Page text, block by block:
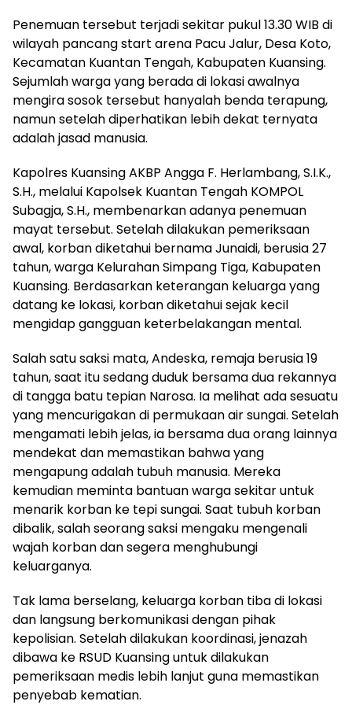
Penemuan tersebut terjadi sekitar pukul 13.30 WIB di
wilayah pancang start arena Pacu Jalur, Desa Koto,
Kecamatan Kuantan Tengah, Kabupaten Kuansing.
Sejumlah warga yang berada di lokasi awalnya
mengira sosok tersebut hanyalah benda terapung,
namun setelah diperhatikan lebih dekat ternyata
adalah jasad manusia.
Kapolres Kuansing AKBP Angga F. Herlambang, S.I.K.,
S.H., melalui Kapolsek Kuantan Tengah KOMPOL
Subagja, S.H., membenarkan adanya penemuan
mayat tersebut. Setelah dilakukan pemeriksaan
awal, korban diketahui bernama Junaidi, berusia 27
tahun, warga Kelurahan Simpang Tiga, Kabupaten
Kuansing. Berdasarkan keterangan keluarga yang
datang ke lokasi, korban diketahui sejak kecil
mengidap gangguan keterbelakangan mental.
Salah satu saksi mata, Andeska, remaja berusia 19
tahun, saat itu sedang duduk bersama dua rekannya
di tangga batu tepian Narosa. Ia melihat ada sesuatu
yang mencurigakan di permukaan air sungai. Setelah
mengamati lebih jelas, ia bersama dua orang lainnya
mendekat dan memastikan bahwa yang
mengapung adalah tubuh manusia. Mereka
kemudian meminta bantuan warga sekitar untuk
menarik korban ke tepi sungai. Saat tubuh korban
dibalik, salah seorang saksi mengaku mengenali
wajah korban dan segera menghubungi
keluarganya.
Tak lama berselang, keluarga korban tiba di lokasi
dan langsung berkomunikasi dengan pihak
kepolisian. Setelah dilakukan koordinasi, jenazah
dibawa ke RSUD Kuansing untuk dilakukan
pemeriksaan medis lebih lanjut guna memastikan
penyebab kematian.